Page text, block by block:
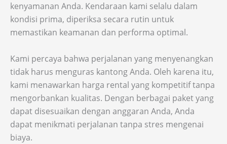
kenyamanan Anda. Kendaraan kami selalu dalam
kondisi prima, diperiksa secara rutin untuk
memastikan keamanan dan performa optimal.
Kami percaya bahwa perjalanan yang menyenangkan
tidak harus menguras kantong Anda. Oleh karena itu,
kami menawarkan harga rental yang kompetitif tanpa
mengorbankan kualitas. Dengan berbagai paket yang
dapat disesuaikan dengan anggaran Anda, Anda
dapat menikmati perjalanan tanpa stres mengenai
biaya.